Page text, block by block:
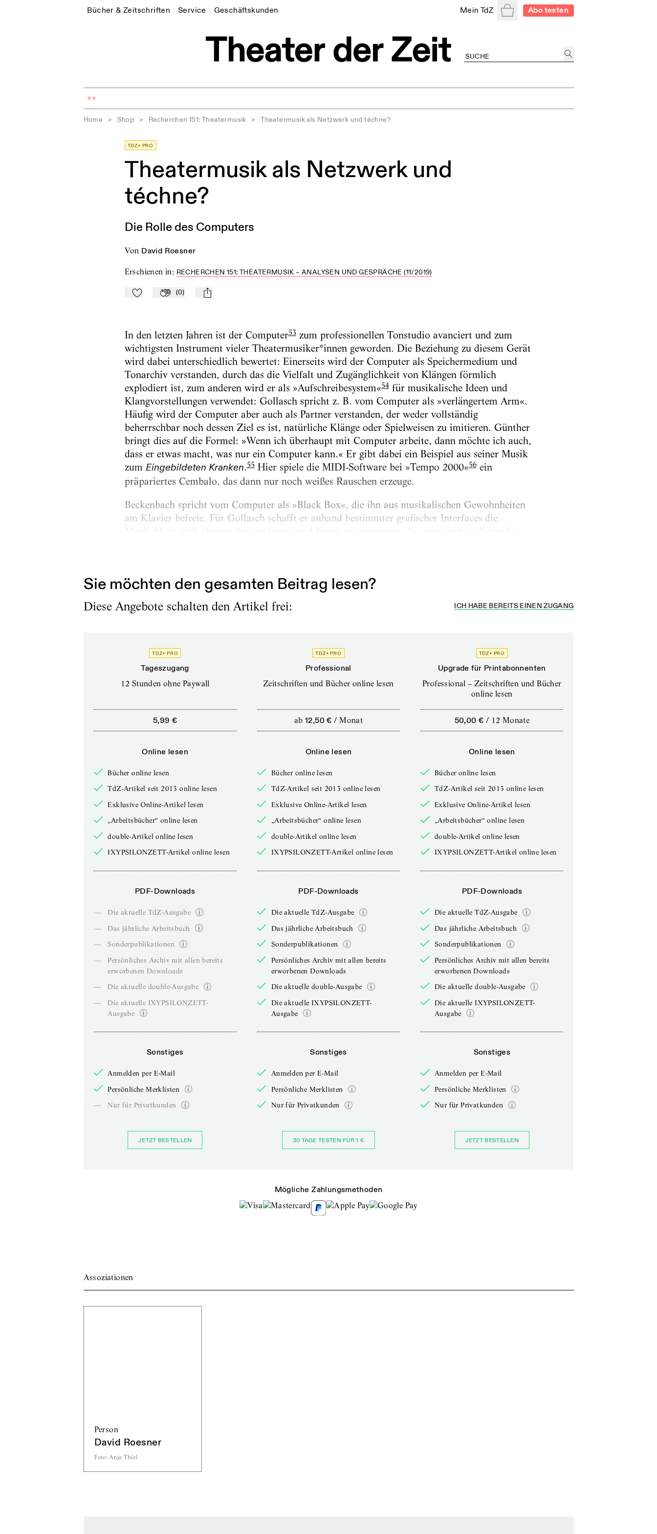
Bücher & Zeitschriften Service Geschäftskunden Mein TdZ WarenkorbAbo testen
++
Home > Shop > Recherchen 151: Theatermusik > Theatermusik als Netzwerk und téchne?
TDZ+ PRO
Theatermusik als Netzwerk und
téchne?
Die Rolle des Computers
von David Roesner
Erschienen in: RECHERCHEN 151: THEATERMUSIK – ANALYSEN UND GESPRÄCHE (11/2019)
Zu Mein-TdZ hinzufügen
Applaudieren
(0) mail
In den letzten Jahren ist der Computer53zum professionellen Tonstudio avanciert und zum
wichtigsten Instrument vieler Theatermusiker*innen geworden. Die Beziehung zu diesem Gerät
wird dabei unterschiedlich bewertet: Einerseits wird der Computer als Speichermedium und
Tonarchiv verstanden, durch das die Vielfalt und Zugänglichkeit von Klängen förmlich
explodiert ist, zum anderen wird er als »Aufschreibesystem«54für musikalische Ideen und
Klangvorstellungen verwendet: Gollasch spricht z. B. vom Computer als »verlängertem Arm«.
Häufig wird der Computer aber auch als Partner verstanden, der weder vollständig
beherrschbar noch dessen Ziel es ist, natürliche Klänge oder Spielweisen zu imitieren. Günther
bringt dies auf die Formel: »Wenn ich überhaupt mit Computer arbeite, dann möchte ich auch,
dass er etwas macht, was nur ein Computer kann.« Er gibt dabei ein Beispiel aus seiner Musik
zum Eingebildeten Kranken.55Hier spiele die MIDI-Software bei »Tempo 2000«56ein
präpariertes Cembalo, das dann nur noch weißes Rauschen erzeuge.
Beckenbach spricht vom Computer als »Black Box«, die ihn aus musikalischen Gewohnheiten
am Klavier befreie. Für Gollasch schafft er anhand bestimmter grafischer Interfaces die
Sie möchten den gesamten Beitrag lesen?
Diese Angebote schalten den Artikel frei: ICH HABE BEREITS EINEN ZUGANG
TDZ+ PRO
Tageszugang
12 Stunden ohne Paywall
5,99 €
Online lesen
Bücher online lesen
TdZ-Artikel seit 2013 online lesen
Exklusive Online-Artikel lesen
„Arbeitsbücher“ online lesen
double-Artikel online lesen
IXYPSILONZETT-Artikel online lesen
PDF-Downloads
—
Die aktuelle TdZ-Ausgabe
—
Das jährliche Arbeitsbuch
—
Sonderpublikationen
—
Persönliches Archiv mit allen bereits
erworbenen Downloads
—
Die aktuelle double-Ausgabe
—
Die aktuelle IXYPSILONZETT-
Ausgabe
Sonstiges
Anmelden per E-Mail
Persönliche Merklisten
—
Nur für Privatkunden
JETZT BESTELLEN
TDZ+ PRO
Professional
Zeitschriften und Bücher online lesen
ab 12,50 € /Monat
Online lesen
Bücher online lesen
TdZ-Artikel seit 2013 online lesen
Exklusive Online-Artikel lesen
„Arbeitsbücher“ online lesen
double-Artikel online lesen
IXYPSILONZETT-Artikel online lesen
PDF-Downloads
Die aktuelle TdZ-Ausgabe
Das jährliche Arbeitsbuch
Sonderpublikationen
Persönliches Archiv mit allen bereits
erworbenen Downloads
Die aktuelle double-Ausgabe
Die aktuelle IXYPSILONZETT-
Ausgabe
Sonstiges
Anmelden per E-Mail
Persönliche Merklisten
Nur für Privatkunden
30 TAGE TESTEN FÜR 1 €
TDZ+ PRO
Upgrade für Printabonnenten
Professional – Zeitschriften und Bücher
online lesen
50,00 € / 12 Monate
Online lesen
Bücher online lesen
TdZ-Artikel seit 2013 online lesen
Exklusive Online-Artikel lesen
„Arbeitsbücher“ online lesen
double-Artikel online lesen
IXYPSILONZETT-Artikel online lesen
PDF-Downloads
Die aktuelle TdZ-Ausgabe
Das jährliche Arbeitsbuch
Sonderpublikationen
Persönliches Archiv mit allen bereits
erworbenen Downloads
Die aktuelle double-Ausgabe
Die aktuelle IXYPSILONZETT-
Ausgabe
Sonstiges
Anmelden per E-Mail
Persönliche Merklisten
Nur für Privatkunden
JETZT BESTELLEN
Mögliche Zahlungsmethoden
Assoziationen
Person
David Roesner
Foto: Anja Thiel